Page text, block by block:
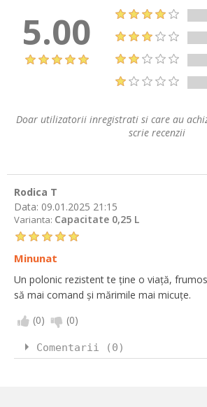
5.00
Doar utilizatorii inregistrati si care au
scrie recenzii
Rodica T
Data: 09.01.2025 21:15
Varianta: Capacitate 0,25 L
Minunat
Un polonic rezistent te ține o viață,
să mai comand și mărimile mai micuțe.
(0) (0)
Comentarii (0)